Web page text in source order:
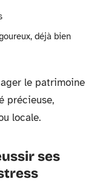
déjà bien
le patrimoine
précieuse,
locale.
ses